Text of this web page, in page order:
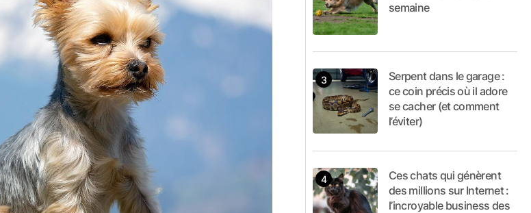
semaine
Serpent dans le garage :
ce coin précis où il adore
se cacher (et comment
l’éviter)
Ces chats qui génèrent
des millions sur Internet :
l’incroyable business des